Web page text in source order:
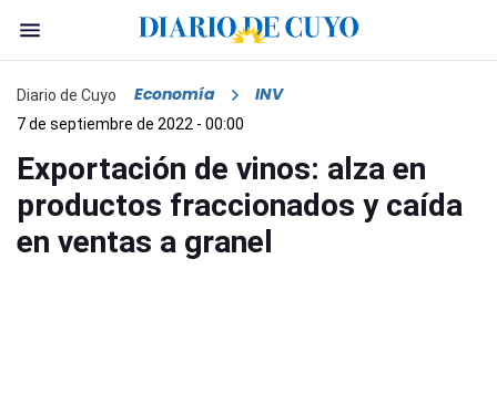
Diario de Cuyo Economía INV
7 de septiembre de 2022 - 00:00
Exportación de vinos: alza en
productos fraccionados y caída
en ventas a granel